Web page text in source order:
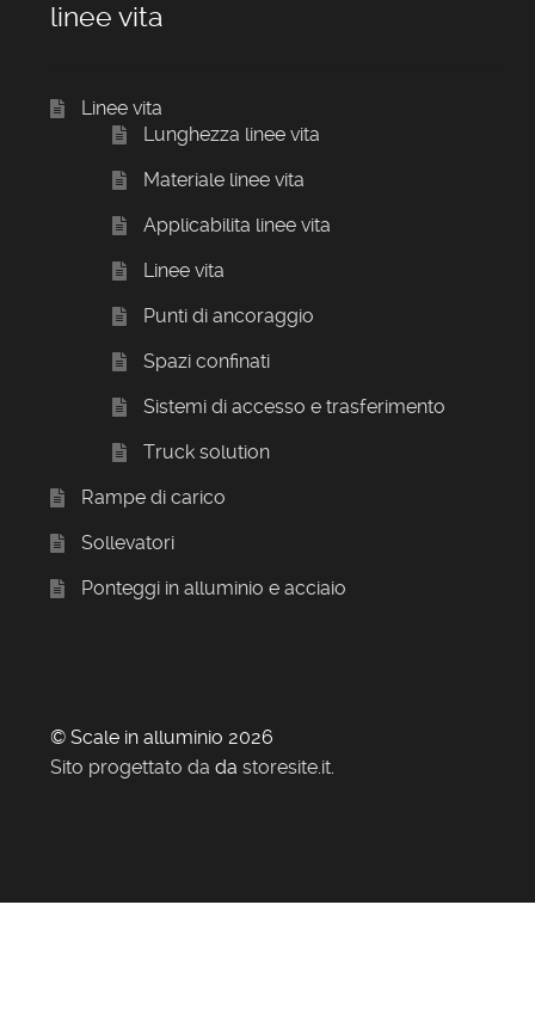
linee vita
Linee vita
Lunghezza linee vita
Materiale linee vita
Applicabilita linee vita
Linee vita
Punti di ancoraggio
Spazi confinati
Sistemi di accesso e trasferimento
Truck solution
Rampe di carico
Sollevatori
Ponteggi in alluminio e acciaio
© Scale in alluminio 2026
Sito progettato da da storesite.it.